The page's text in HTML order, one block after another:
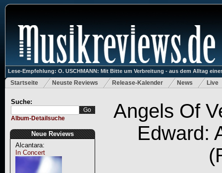
Lese-Empfehlung: O. USCHMANN: Mit Bitte um Verbreitung - aus dem Alltag
Startseite Neuste Reviews Release-Kalender News Live
Suche:
Album-Detailsuche
Neue Reviews
Alcantara:
In Concert
Angels Of
Edward: